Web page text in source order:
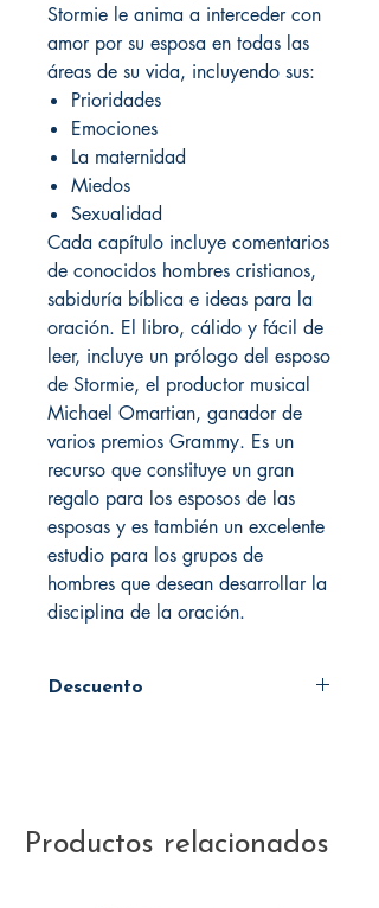
Stormie le anima a interceder con
amor por su esposa en todas las
áreas de su vida, incluyendo sus:
Prioridades
Emociones
La maternidad
Miedos
Sexualidad
Cada capítulo incluye comentarios
de conocidos hombres cristianos,
sabiduría bíblica e ideas para la
oración. El libro, cálido y fácil de
leer, incluye un prólogo del esposo
de Stormie, el productor musical
Michael Omartian, ganador de
varios premios Grammy. Es un
recurso que constituye un gran
regalo para los esposos de las
esposas y es también un excelente
estudio para los grupos de
hombres que desean desarrollar la
disciplina de la oración.
Descuento
Productos relacionados